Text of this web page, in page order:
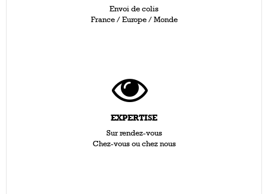
Envoi de colis
France / Europe / Monde
EXPERTISE
Sur rendez-vous
Chez-vous ou chez nous